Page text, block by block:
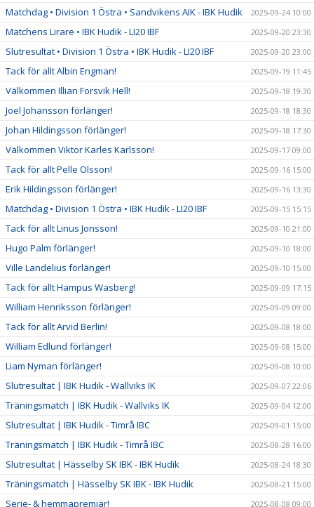
Matchdag • Division 1 Östra • Sandvikens AIK - IBK Hudik 2025-09-24 10:00
Matchens Lirare • IBK Hudik - LI20 IBF 2025-09-20 23:30
Slutresultat • Division 1 Östra • IBK Hudik - LI20 IBF 2025-09-20 23:00
Tack för allt Albin Engman! 2025-09-19 11:45
Välkommen Illian Forsvik Hell! 2025-09-18 19:30
Joel Johansson förlänger! 2025-09-18 18:30
Johan Hildingsson förlänger! 2025-09-18 17:30
Välkommen Viktor Karles Karlsson! 2025-09-17 09:00
Tack för allt Pelle Olsson! 2025-09-16 15:00
Erik Hildingsson förlänger! 2025-09-16 13:30
Matchdag • Division 1 Östra • IBK Hudik - LI20 IBF 2025-09-15 15:15
Tack för allt Linus Jonsson! 2025-09-10 21:00
Hugo Palm förlänger! 2025-09-10 18:00
Ville Landelius förlänger! 2025-09-10 15:00
Tack för allt Hampus Wasberg! 2025-09-09 17:15
William Henriksson förlänger! 2025-09-09 09:00
Tack för allt Arvid Berlin! 2025-09-08 18:00
William Edlund förlänger! 2025-09-08 15:00
Liam Nyman förlänger! 2025-09-08 10:00
Slutresultat | IBK Hudik - Wallviks IK 2025-09-07 22:06
Träningsmatch | IBK Hudik - Wallviks IK 2025-09-04 12:00
Slutresultat | IBK Hudik - Timrå IBC 2025-09-01 15:00
Träningsmatch | IBK Hudik - Timrå IBC 2025-08-28 16:00
Slutresultat | Hässelby SK IBK - IBK Hudik 2025-08-24 18:30
Träningsmatch | Hässelby SK IBK - IBK Hudik 2025-08-21 15:00
Serie- & hemmapremiär! 2025-08-08 09:00